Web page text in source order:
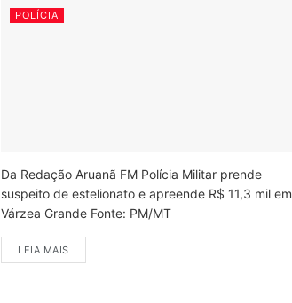
POLÍCIA
Da Redação Aruanã FM Polícia Militar prende
suspeito de estelionato e apreende R$ 11,3 mil em
Várzea Grande Fonte: PM/MT
LEIA MAIS